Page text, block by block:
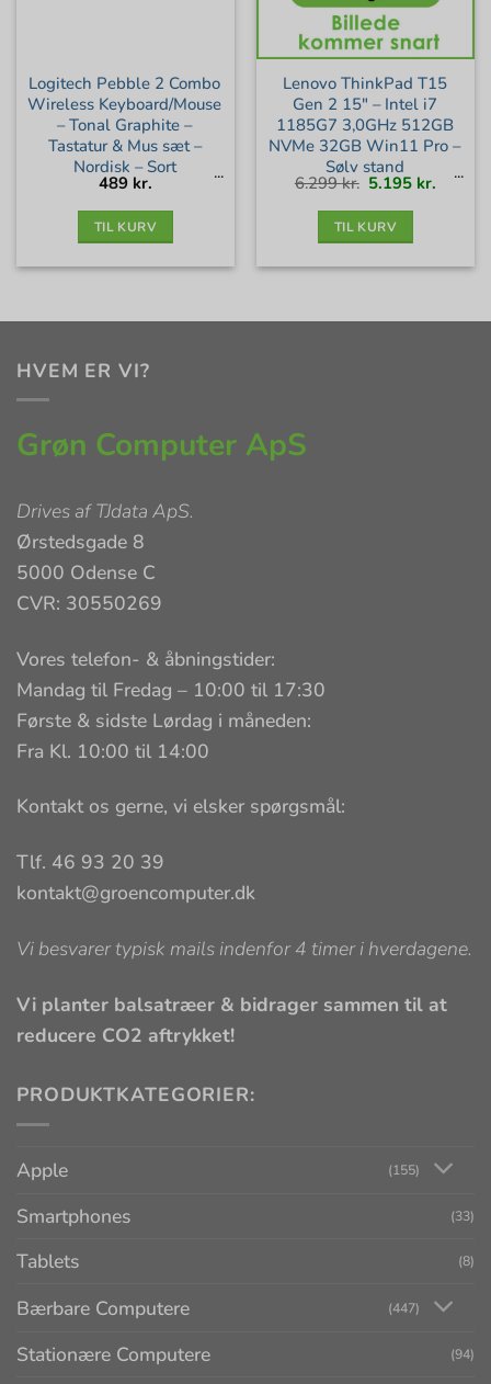
Logitech Pebble 2 Combo
Wireless Keyboard/Mouse
– Tonal Graphite –
Tastatur & Mus sæt –
Nordisk – Sort
489 kr.
TIL KURV
Lenovo ThinkPad T15
Gen 2 15″ – Intel i7
1185G7 3,0GHz 512GB
NVMe 32GB Win11 Pro –
Sølv stand
6.299kr. Den
oprindelige
pris
5.195 kr. Den
TIL KURV
HVEM ER VI?
Grøn Computer ApS
Drives afTJdata ApS.
Ørstedsgade 8
5000 Odense C
CVR: 30550269
Vores telefon- & åbningstider:
Mandag til Fredag – 10:00 til 17:30
Første & sidste Lørdag i måneden:
Fra Kl. 10:00 til 14:00
Kontakt os gerne, vi elsker spørgsmål:
Tlf. 46 93 20 39
kontakt@groencomputer.dk
Vi besvarer typisk mails indenfor 4 timer i hverdagene.
Vi planter balsatræer & bidrager sammen til at
reducere CO2 aftrykket!
PRODUKTKATEGORIER:
Apple (155)
Smartphones (33)
Tablets (8)
Bærbare Computere (447)
Stationære Computere (94)